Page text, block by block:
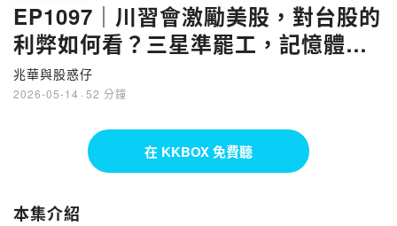
EP1097｜川習會激勵美股，對台股的
利弊如何看？三星準罷工，記憶體再
漲波段？被動全族群表態！Q1季報觀
察重點？ft.報價天王 林信富
兆華與股惑仔
2026-05-14 · 52 分鐘
在 KKBOX 免費聽
本集介紹